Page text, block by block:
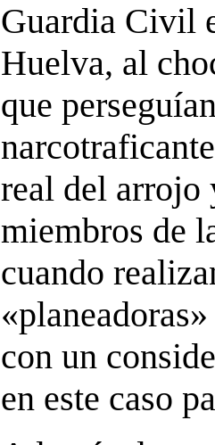
Guardia Civil
Huelva, al
que
real del arrojo
miembros de
cuando
con un
en este caso